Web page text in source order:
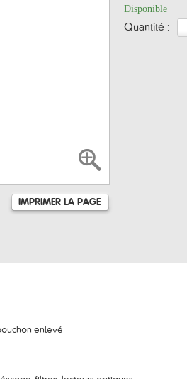
IMPRIMER LA PAGE
Disponible
quantité :
enlevé